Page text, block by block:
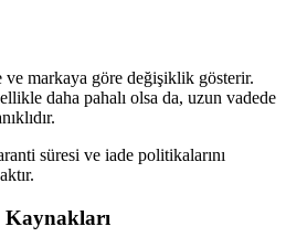
ve markaya göre değişiklik gösterir.
daha pahalı olsa da, uzun vadede
süresi ve iade politikalarını
Kaynakları